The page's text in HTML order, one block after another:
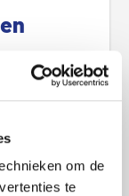
om de
te